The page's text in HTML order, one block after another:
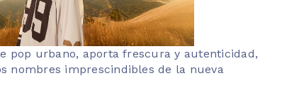
pop urbano, aporta frescura y autenticidad,
nombres imprescindibles de la nueva